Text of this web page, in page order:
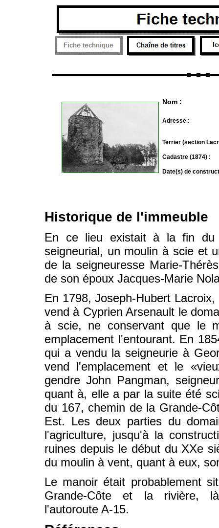
Nom :
Adresse :
Terrier (section
Cadastre (1874) :
Date(s) de
Historique de l'immeuble
En ce lieu existait à la fin du
seigneurial, un moulin à scie et
de la seigneuresse Marie-
de son époux Jacques-Marie
En 1798, Joseph-Hubert
vend à Cyprien Arsenault le
à scie, ne conservant que le
emplacement l'entourant. En
qui a vendu la seigneurie à
vend l'emplacement et le
gendre John Pangman,
quant à, elle a par la suite été
du 167, chemin de la Grande-
Est. Les deux parties du
l'agriculture, jusqu'à la
ruines depuis le début du XXe
du moulin à vent, quant à eux,
Le manoir était probablement
Grande-Côte et la rivière,
l'autoroute A-15.